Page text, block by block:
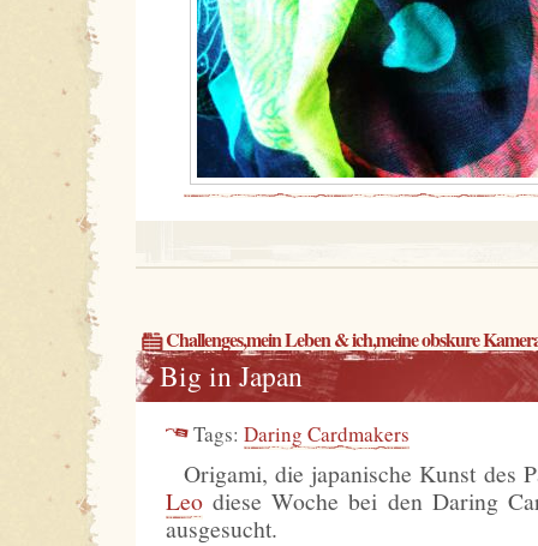
Challenges,mein Leben & ich,meine obskure
Big in Japan
Tags: Daring Cardmakers
Origami, die japanische Kunst des
Leodiese Woche bei den Daring
ausgesucht.